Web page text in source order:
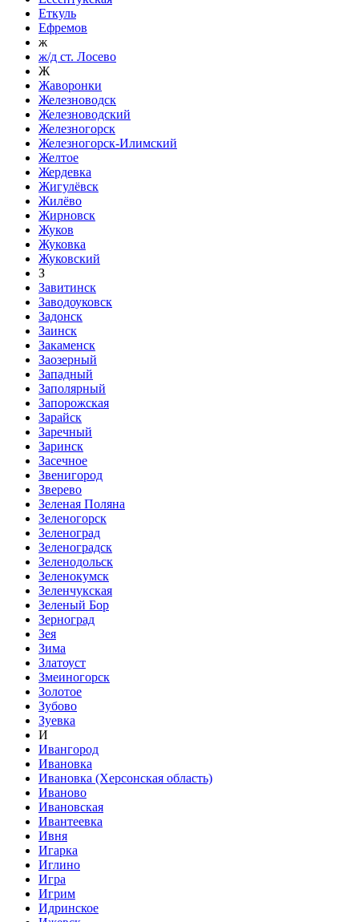
Еткуль
Ефремов
ж
ж/д ст. Лосево
Ж
Жаворонки
Железноводск
Железноводский
Железногорск
Железногорск-Илимский
Желтое
Жердевка
Жигулёвск
Жилёво
Жирновск
Жуков
Жуковка
Жуковский
З
Завитинск
Заводоуковск
Задонск
Заинск
Закаменск
Заозерный
Западный
Заполярный
Запорожская
Зарайск
Заречный
Заринск
Засечное
Звенигород
Зверево
Зеленая Поляна
Зеленогорск
Зеленоград
Зеленоградск
Зеленодольск
Зеленокумск
Зеленчукская
Зеленый Бор
Зерноград
Зея
Зима
Златоуст
Змеиногорск
Золотое
Зубово
Зуевка
И
Ивангород
Ивановка
Ивановка (Херсонская область)
Иваново
Ивановская
Ивантеевка
Ивня
Игарка
Иглино
Игра
Игрим
Идринское